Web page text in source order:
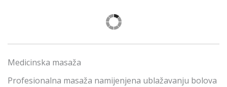
Medicinska masaža
Profesionalna masaža namijenjena ublažavanju bolova